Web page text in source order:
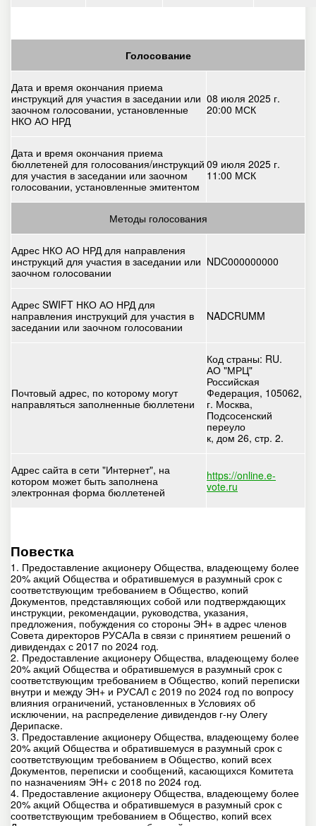
Голосование
Дата и время окончания приема
инструкций для участия в заседании или
заочном голосовании, установленные
НКО АО НРД
08 июля 2025 г.
20:00 МСК
Дата и время окончания приема
бюллетеней для голосования/инструкций
для участия в заседании или заочном
голосовании, установленные эмитентом
09 июля 2025 г.
11:00 МСК
Методы голосования
Адрес НКО АО НРД для направления
инструкций для участия в заседании или
заочном голосовании
NDC000000000
Адрес SWIFT НКО АО НРД для
направления инструкций для участия в
заседании или заочном голосовании
NADCRUMM
Почтовый адрес, по которому могут
направляться заполненные бюллетени
Код страны: RU.
АО "МРЦ"
Российская
Федерация, 105062,
г. Москва,
Подсосенский
переуло
к, дом 26, стр. 2.
Адрес сайта в сети "Интернет", на
котором может быть заполнена
электронная форма бюллетеней
https://online.e-
vote.ru
Повестка
1. Предоставление акционеру Общества, владеющему более
20% акций Общества и обратившемуся в разумный срок с
соответствующим требованием в Общество, копий
Документов, представляющих собой или подтверждающих
инструкции, рекомендации, руководства, указания,
предложения, побуждения со стороны ЭН+ в адрес членов
Совета директоров РУСАЛа в связи с принятием решений о
дивидендах с 2017 по 2024 год.
2. Предоставление акционеру Общества, владеющему более
20% акций Общества и обратившемуся в разумный срок с
соответствующим требованием в Общество, копий переписки
внутри и между ЭН+ и РУСАЛ с 2019 по 2024 год по вопросу
влияния ограничений, установленных в Условиях об
исключении, на распределение дивидендов г-ну Олегу
Дерипаске.
3. Предоставление акционеру Общества, владеющему более
20% акций Общества и обратившемуся в разумный срок с
соответствующим требованием в Общество, копий всех
Документов, переписки и сообщений, касающихся Комитета
по назначениям ЭН+ с 2018 по 2024 год.
4. Предоставление акционеру Общества, владеющему более
20% акций Общества и обратившемуся в разумный срок с
соответствующим требованием в Общество, копий всех